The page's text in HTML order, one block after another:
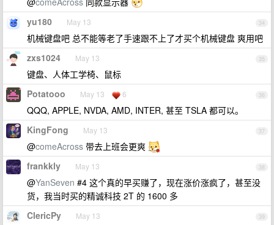
34
yu180 May 13
机械键盘吧 总不能等老了手速跟不上了才买个机械键盘 爽用吧
35
zxs1024 May 13
键盘、人体工学椅、鼠标
36
Potatooo May 13 6
QQQ, APPLE, NVDA, AMD, INTER, 甚至 TSLA 都可以。
37
KingFong May 13
@comeAcross 带去上班会更爽
38
frankkly May 13
@YanSeven #4 这个真的早买赚了，现在涨价涨疯了，甚至没
货，我当时买的精诚科技 2T 的 1600 多
39
ClericPy May 13